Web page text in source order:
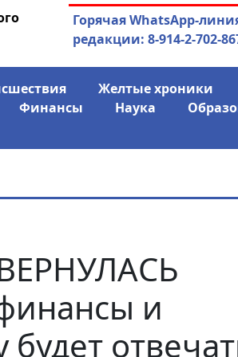
04.08.2026Маринычев у
Горячая WhatsApp-
редакции: 8-914-2-702-
Желтые хроники
Финансы Наука
и